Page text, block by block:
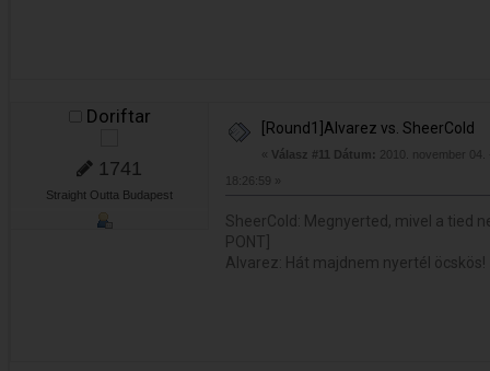
Doriftar
1741
Straight Outta Budapest
[Round1]Alvarez vs. SheerCold
« Válasz #11 Dátum:
2010. november 04.
18:26:59 »
SheerCold: Megnyerted, mivel a tied
PONT]
Alvarez: Hát majdnem nyertél